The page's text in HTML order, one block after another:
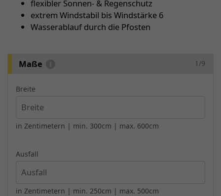
flexibler Sonnen- & Regenschutz
extrem Windstabil bis Windstärke 6
Wasserablauf durch die Pfosten
Maße 1/9
Breite
in Zentimetern | min. 300cm | max. 600cm
Ausfall
in Zentimetern | min. 250cm | max. 500cm